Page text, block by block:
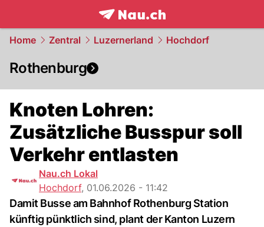
frontpage.NAU.ch
Home Zentral Luzernerland Hochdorf
Rothenburg
Knoten Lohren:
Zusätzliche Busspur soll
Verkehr entlasten
Nau.ch Lokal
Hochdorf, 01.06.2026 - 11:42
Damit Busse am Bahnhof Rothenburg Station
künftig pünktlich sind, plant der Kanton Luzern